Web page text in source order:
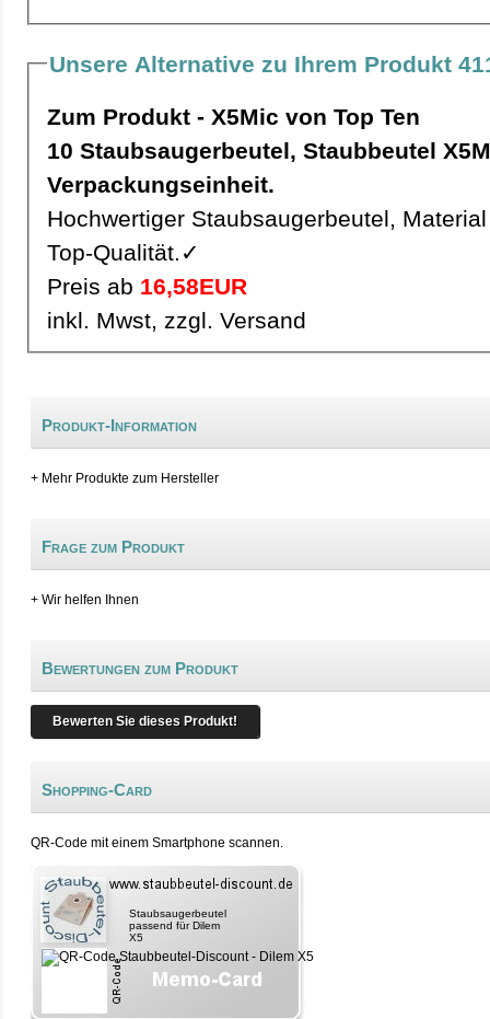
Unsere Alternative zu Ihrem Produkt
Zum Produkt - X5Mic von Top Ten
10 Staubsaugerbeutel, Staubbeutel X5Mic pro
Verpackungseinheit.
Hochwertiger Staubsaugerbeutel,
Top-Qualität.✓
Preis ab 16,58EUR
inkl. Mwst, zzgl. Versand
Produkt-Information
+ Mehr Produkte zum Hersteller
Frage zum Produkt
+ Wir helfen Ihnen
Bewertungen zum Produkt
Bewerten Sie dieses Produkt!
Shopping-Card
QR-Code mit einem Smartphone scannen.
Staubsaugerbeutel
passend für Dilem
X5